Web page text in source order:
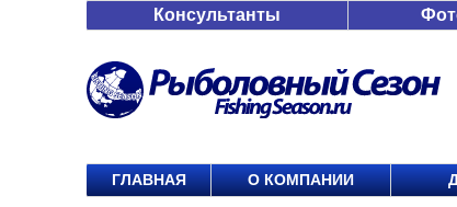
Консультанты
ГЛАВНАЯ О КОМПАНИИ